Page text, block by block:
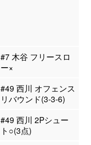
#7 木谷 フリースロ
ー×
#49 西川 オフェンス
リバウンド(3-3-6)
#49 西川 2Pシュー
ト○(3点)